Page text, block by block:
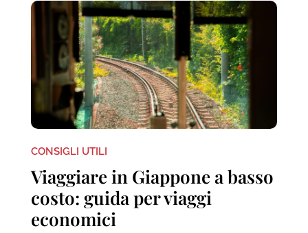
CONSIGLI UTILI
Viaggiare in Giappone a basso
costo: guida per viaggi
economici